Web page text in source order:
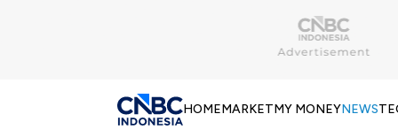
HOMEMARKETMY MONEYNEWS